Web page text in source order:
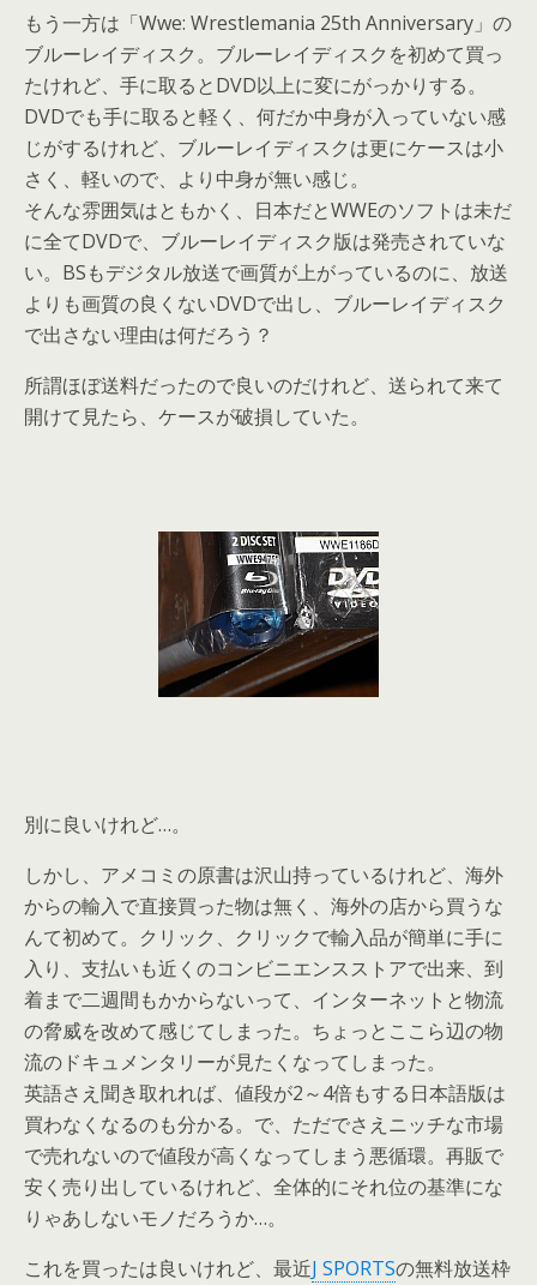
もう一方は「Wwe: Wrestlemania 25th Anniversary」の
ブルーレイディスク。ブルーレイディスクを初めて買っ
たけれど、手に取るとDVD以上に変にがっかりする。
DVDでも手に取ると軽く、何だか中身が入っていない感
じがするけれど、ブルーレイディスクは更にケースは小
さく、軽いので、より中身が無い感じ。
そんな雰囲気はともかく、日本だとWWEのソフトは未だ
に全てDVDで、ブルーレイディスク版は発売されていな
い。BSもデジタル放送で画質が上がっているのに、放送
よりも画質の良くないDVDで出し、ブルーレイディスク
で出さない理由は何だろう？
所謂ほぼ送料だったので良いのだけれど、送られて来て
開けて見たら、ケースが破損していた。
別に良いけれど…。
しかし、アメコミの原書は沢山持っているけれど、海外
からの輸入で直接買った物は無く、海外の店から買うな
んて初めて。クリック、クリックで輸入品が簡単に手に
入り、支払いも近くのコンビニエンスストアで出来、到
着まで二週間もかからないって、インターネットと物流
の脅威を改めて感じてしまった。ちょっとここら辺の物
流のドキュメンタリーが見たくなってしまった。
英語さえ聞き取れれば、値段が2～4倍もする日本語版は
買わなくなるのも分かる。で、ただでさえニッチな市場
で売れないので値段が高くなってしまう悪循環。再販で
安く売り出しているけれど、全体的にそれ位の基準にな
りゃあしないモノだろうか…。
これを買ったは良いけれど、最近J SPORTSの無料放送枠